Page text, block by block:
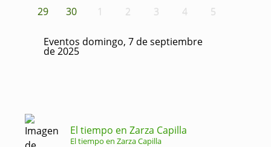
29
30 1 2 3 4 5
Eventos domingo, 7 de septiembre
de 2025
El tiempo en Zarza Capilla
El tiempo en Zarza Capilla